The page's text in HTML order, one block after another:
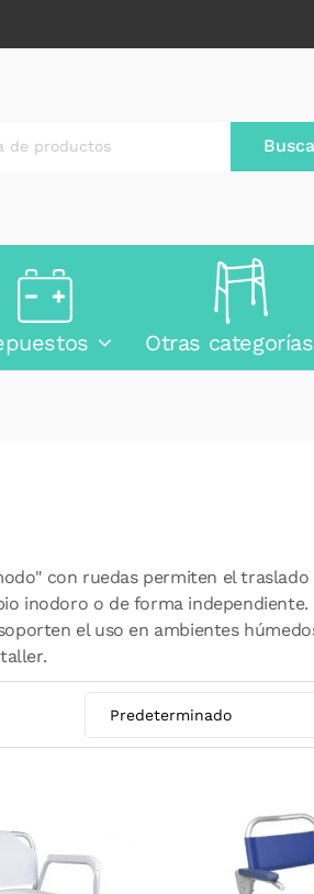
Otras categorías
con ruedas permiten el
inodoro o de forma
el uso en ambientes